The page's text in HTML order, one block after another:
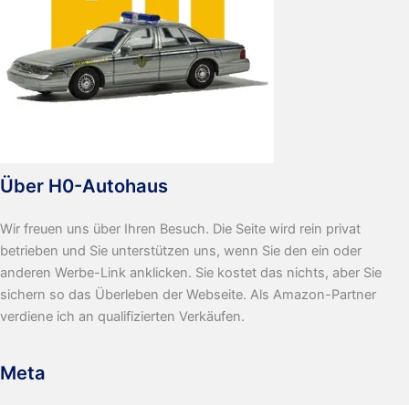
Über H0-Autohaus
Wir freuen uns über Ihren Besuch. Die Seite wird rein privat
betrieben und Sie unterstützen uns, wenn Sie den ein oder
anderen Werbe-Link anklicken. Sie kostet das nichts, aber Sie
sichern so das Überleben der Webseite. Als Amazon-Partner
verdiene ich an qualifizierten Verkäufen.
Meta